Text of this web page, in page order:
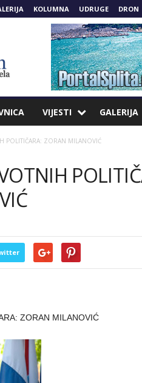
KOLUMNA UDRUGE DRON
VIJESTI GALERIJA
POLITIČARA: ZORAN MILANOVIĆ
ZORAN MILANOVIĆ